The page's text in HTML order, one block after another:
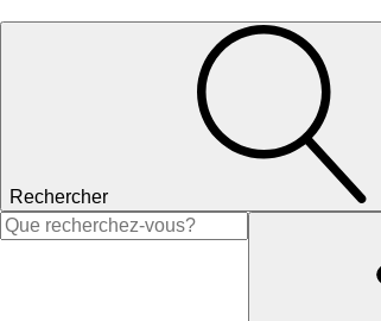
Rechercher
Rechercher :